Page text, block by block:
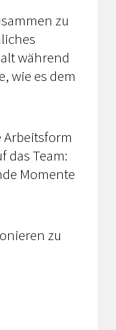
zu
während
wie es dem
Arbeitsform
das Team:
Momente
zu